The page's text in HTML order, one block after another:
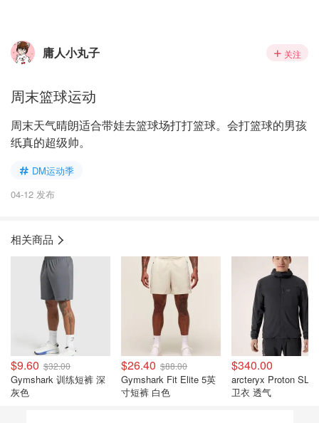
庸人小丸子 关注
周末篮球运动
周末天气晴朗适合带娃去篮球场打打篮球。会打篮球的男孩
纸真的超级帅。
DM运动季
04-12 发布
相关商品
$9.60 $32.00
Gymshark 训练短裤 深
灰色
$26.40 $88.00
Gymshark Fit Elite 5英
寸短裤 白色
$340.00
arcteryx Proton SL
卫衣 透气